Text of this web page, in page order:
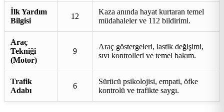
İlk Yardım
Bilgisi
12
Kaza anında hayat kurtaran temel
müdahaleler ve 112 bildirimi.
Araç
Tekniği
(Motor)
9
Araç göstergeleri, lastik değişimi,
sıvı kontrolleri ve temel bakım.
Trafik
Adabı
6
Sürücü psikolojisi, empati, öfke
kontrolü ve trafikte saygı.